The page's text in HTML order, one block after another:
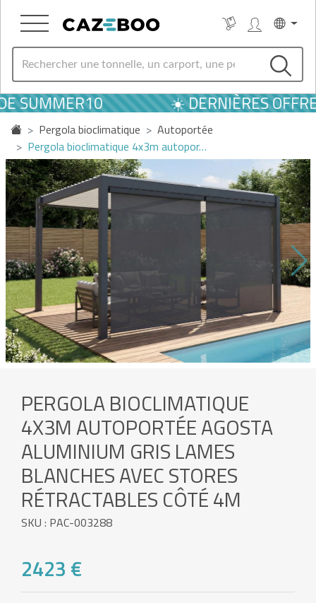
SUMMER10 ☀️ DERNIÈRES
Pergola bioclimatique
Autoportée
Pergola bioclimatique 4x3m autopor…
PERGOLA BIOCLIMATIQUE
4X3M AUTOPORTÉE AGOSTA
ALUMINIUM GRIS LAMES
BLANCHES AVEC STORES
RÉTRACTABLES CÔTÉ 4M
SKU : PAC-003288
2423 €